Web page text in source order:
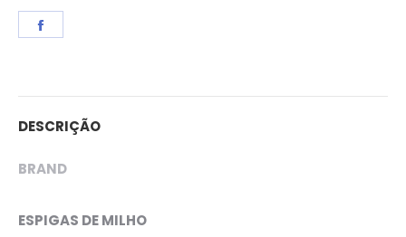
DESCRIÇÃO
BRAND
ESPIGAS DE MILHO